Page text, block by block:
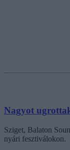
Nagyot
Sziget, Balaton
nyári fesztiválokon.